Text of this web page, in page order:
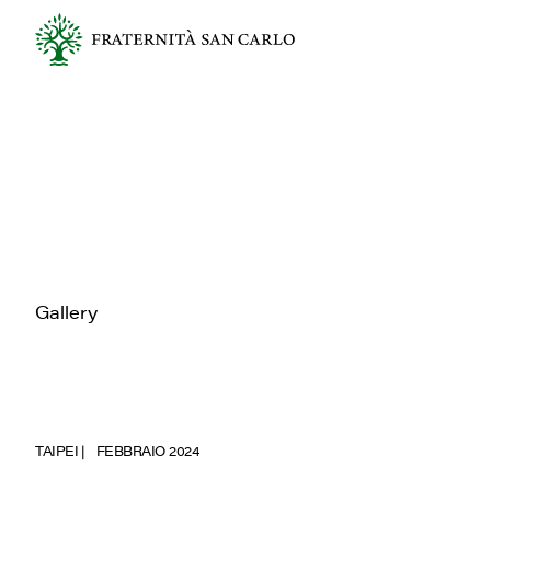
Gallery
TAIPEI FEBBRAIO 2024